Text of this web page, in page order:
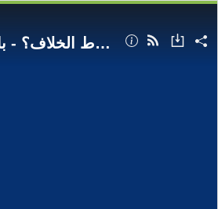
ما جديد الصفقة المُحتملة بشأن غزة وما نقاط الخلاف؟ - باسل مغربي 9.7.25